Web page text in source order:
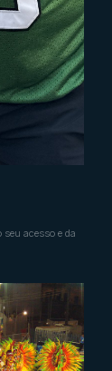
acesso e da